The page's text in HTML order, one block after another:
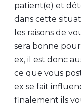
patient(e) et
dans cette
les raisons de
sera bonne
ex, il est donc
ce que vous
ex se fait
finalement ils